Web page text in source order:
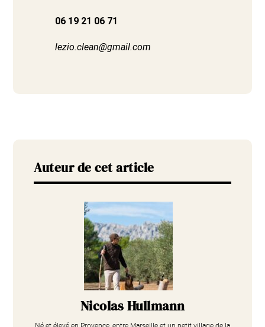
06 19 21 06 71
lezio.clean@gmail.com
Auteur de cet article
Nicolas Hullmann